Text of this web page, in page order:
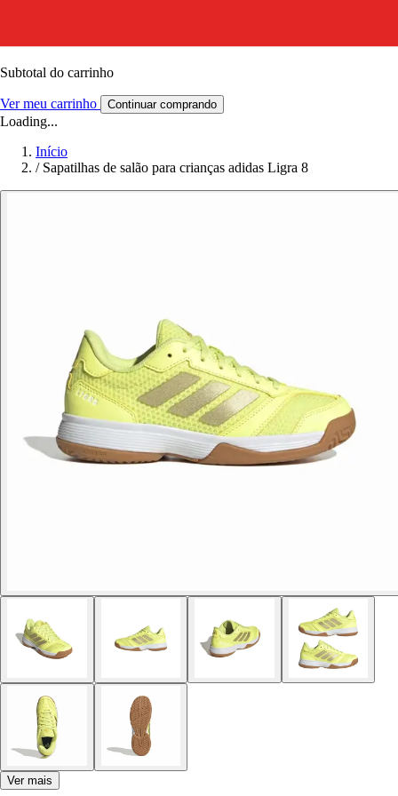
Subtotal do carrinho
Ver meu carrinho Continuar comprando
Loading...
Início
/ Sapatilhas de salão para crianças adidas Ligra 8
Ver mais